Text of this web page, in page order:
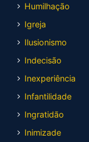
Humilhação
Igreja
Ilusionismo
Indecisão
Inexperiência
Infantilidade
Ingratidão
Inimizade